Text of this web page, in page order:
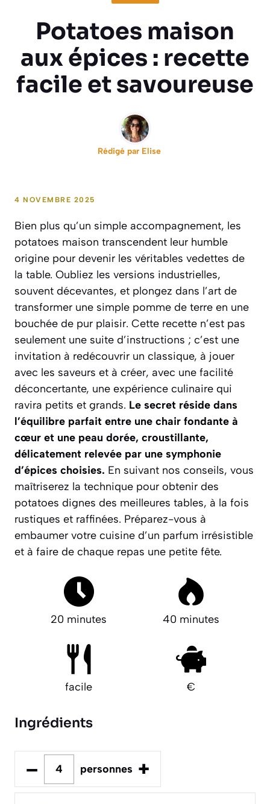
Potatoes maison
aux épices : recette
facile et savoureuse
Rédigé par Elise
4 NOVEMBRE 2025
Bien plus qu’un simple accompagnement, les
potatoes maison transcendent leur humble
origine pour devenir les véritables vedettes de
la table. Oubliez les versions industrielles,
souvent décevantes, et plongez dans l’art de
transformer une simple pomme de terre en une
bouchée de pur plaisir. Cette recette n’est pas
seulement une suite d’instructions ; c’est une
invitation à redécouvrir un classique, à jouer
avec les saveurs et à créer, avec une facilité
déconcertante, une expérience culinaire qui
ravira petits et grands. Le secret réside dans
l’équilibre parfait entre une chair fondante à
cœur et une peau dorée, croustillante,
délicatement relevée par une symphonie
d’épices choisies. En suivant nos conseils, vous
maîtriserez la technique pour obtenir des
potatoes dignes des meilleures tables, à la fois
rustiques et raffinées. Préparez-vous à
embaumer votre cuisine d’un parfum irrésistible
et à faire de chaque repas une petite fête.
20 minutes 40 minutes
facile €
Ingrédients
– personnes +